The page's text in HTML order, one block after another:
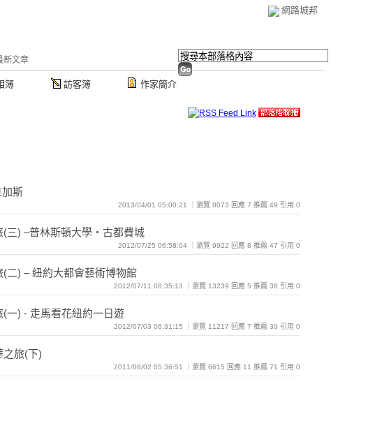
網路城邦
簿 訪客簿 作家簡介
新文章
加斯
2013/04/01 05:00:21 ｜瀏覽 8073 回應 7 推薦 49 引用 0
(三) –普林斯頓大學‧古都費城
2012/07/25 06:58:04 ｜瀏覽 9922 回應 8 推薦 47 引用 0
(二) – 紐約大都會藝術博物館
2012/07/11 08:35:13 ｜瀏覽 13239 回應 5 推薦 38 引用 0
(一) - 走馬看花紐約一日遊
2012/07/03 06:31:15 ｜瀏覽 11217 回應 7 推薦 39 引用 0
之旅(下)
2011/08/02 05:36:51 ｜瀏覽 6615 回應 11 推薦 71 引用 0